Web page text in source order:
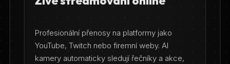
Profesionální přenosy na platformy jako
YouTube, Twitch nebo firemní weby. AI
kamery automaticky sledují řečníky a akce,